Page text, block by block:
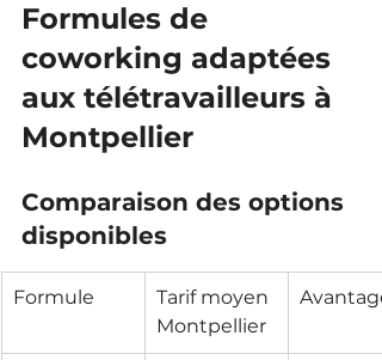
Formules de
coworking adaptées
aux télétravailleurs à
Montpellier
Comparaison des options
disponibles
Formule
Tarif moyen
Montpellier